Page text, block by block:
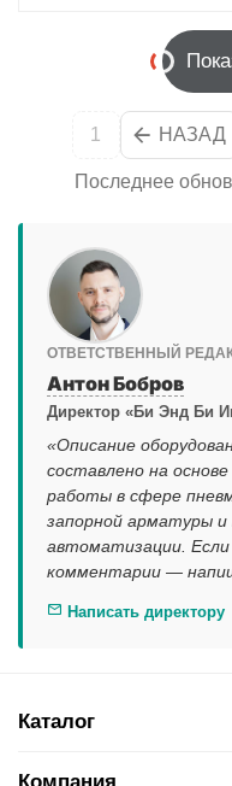
1 НАЗАД
Последнее
ОТВЕТСТВЕННЫЙ
Антон Бобров
Директор «Би Энд Би
«Описание
составлено на
работы в сфере
запорной арматуры
автоматизации. Если
комментарии —
Написать директору
Каталог
Компания